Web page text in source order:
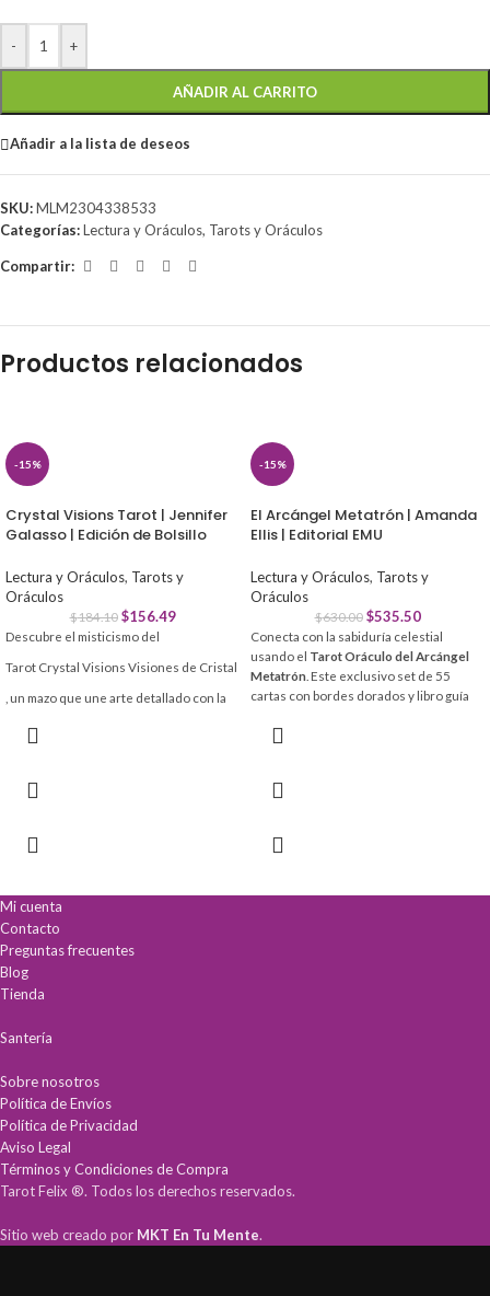
- +
AÑADIR AL CARRITO
Añadir a la lista de deseos
SKU:MLM2304338533
Categorías:Lectura y Oráculos, Tarots y Oráculos
Compartir:
Productos relacionados
-15%
Crystal Visions Tarot | Jennifer
Galasso | Edición de Bolsillo
Lectura y Oráculos, Tarots y
Oráculos
$184.10 $156.49
Descubre el misticismo del
Tarot Crystal Visions Visiones de Cristal
, un mazo que une arte detallado con la
Lectura intuitiva:
-15%
El Arcángel Metatrón | Amanda
Ellis | Editorial EMU
Lectura y Oráculos, Tarots y
Oráculos
$630.00 $535.50
Conecta con la sabiduría celestial
usando el Tarot Oráculo del Arcángel
Metatrón . Este exclusivo set de 55
cartas con bordes dorados y libro guía
claridad y paz espiritual.
de mensajes y eleva tus oraciones.
profundas.
Mi cuenta
Contacto
Preguntas frecuentes
Blog
Tienda
Santería
Sobre nosotros
Política de Envíos
Política de Privacidad
Aviso Legal
Términos y Condiciones de Compra
Tarot Felix ®. Todos los derechos reservados.
Sitio web creado por MKT En Tu Mente.